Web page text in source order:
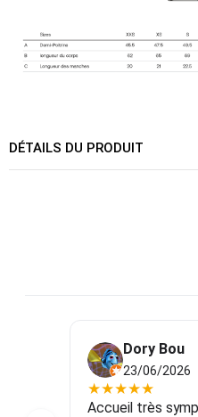
DÉTAILS DU PRODUIT
Dory Bou
23/06/2026
★★★★★
Accueil très